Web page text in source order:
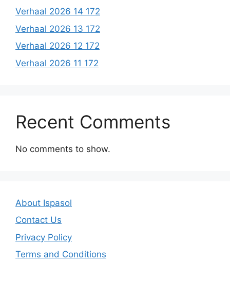
Verhaal 2026 14 172
Verhaal 2026 13 172
Verhaal 2026 12 172
Verhaal 2026 11 172
Recent Comments
No comments to show.
About Ispasol
Contact Us
Privacy Policy
Terms and Conditions